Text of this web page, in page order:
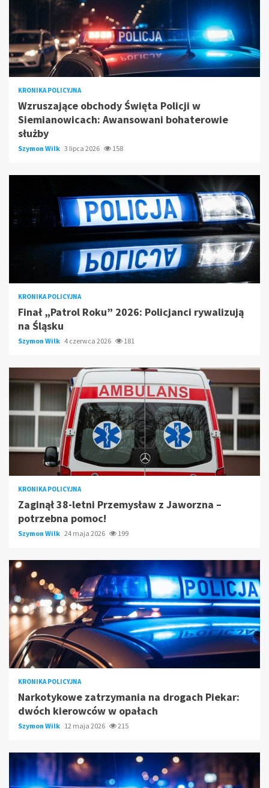
KRONIKA POLICYJNA
Wzruszające obchody Święta Policji w
Siemianowicach: Awansowani bohaterowie
służby
Szymon Wilk 3 lipca 2026 158
KRONIKA POLICYJNA
Finał „Patrol Roku” 2026: Policjanci rywalizują
na Śląsku
Szymon Wilk 4 czerwca 2026 181
KRONIKA POLICYJNA
Zaginął 38-letni Przemysław z Jaworzna –
potrzebna pomoc!
Szymon Wilk 24 maja 2026 199
KRONIKA POLICYJNA
Narkotykowe zatrzymania na drogach Piekar:
dwóch kierowców w opałach
Szymon Wilk 12 maja 2026 215